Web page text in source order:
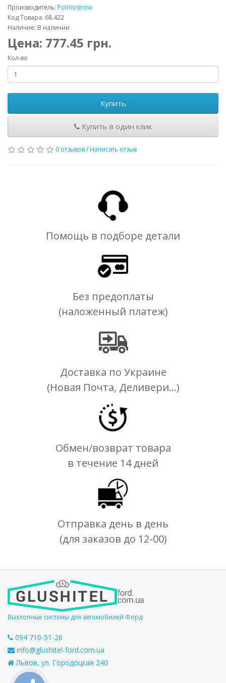
Производитель: Polmostrow
Код Товара: 68.422
Наличие: В наличии
Цена: 777.45 грн.
Кол-во
Купить
Купить в один клик
0 отзывов/ Написать отзыв
Помощь в подборе детали
Без предоплаты
(наложенный платеж)
Доставка по Украине
(Новая Почта, Деливери...)
Обмен/возврат товара
в течение 14 дней
Отправка день в день
(для заказов до 12-00)
Выхлопные системы для автомобилей Форд
094 710-51-26
info@glushitel-ford.com.ua
Львов, ул. Городоцкая 240